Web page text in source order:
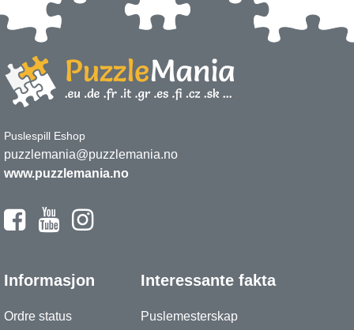
Puslespill Eshop
puzzlemania@puzzlemania.no
www.puzzlemania.no
Informasjon
Ordre status
Interessante fakta
Puslemesterskap